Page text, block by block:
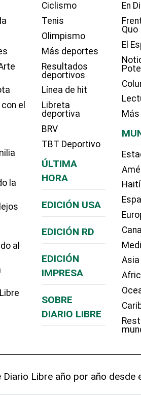
el
la
al
Ciclismo
Tenis
Olimpismo
Más deportes
Resultados
deportivos
Línea de hit
Libreta
deportiva
BRV
TBT Deportivo
ÚLTIMA
HORA
EDICIÓN USA
EDICIÓN RD
EDICIÓN
IMPRESA
SOBRE
DIARIO LIBRE
En
Quo
El
Haití
Asia
Libre año por año desde